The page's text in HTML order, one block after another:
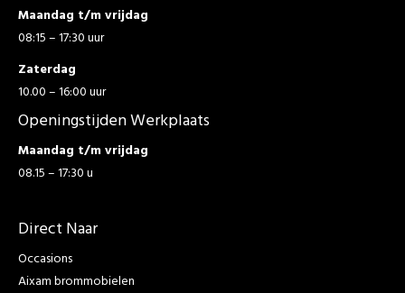
Maandag t/m vrijdag
08:15 – 17:30 uur
Zaterdag
10.00 – 16:00 uur
Openingstijden Werkplaats
Maandag t/m vrijdag
08.15 – 17:30 u
Direct Naar
Occasions
Aixam brommobielen